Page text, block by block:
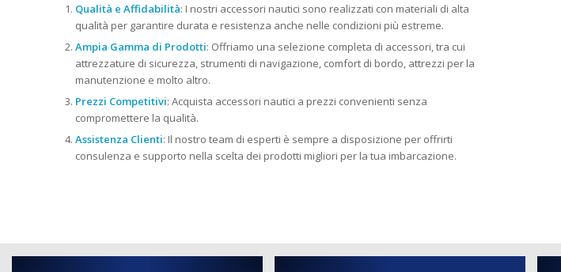
Qualità e Affidabilità: I nostri accessori nautici sono realizzati con materiali di alta
qualità per garantire durata e resistenza anche nelle condizioni più estreme.
Ampia Gamma di Prodotti: Offriamo una selezione completa di accessori, tra cui
attrezzature di sicurezza, strumenti di navigazione, comfort di bordo, attrezzi per la
manutenzione e molto altro.
Prezzi Competitivi: Acquista accessori nautici a prezzi convenienti senza
compromettere la qualità.
Assistenza Clienti: Il nostro team di esperti è sempre a disposizione per offrirti
consulenza e supporto nella scelta dei prodotti migliori per la tua imbarcazione.